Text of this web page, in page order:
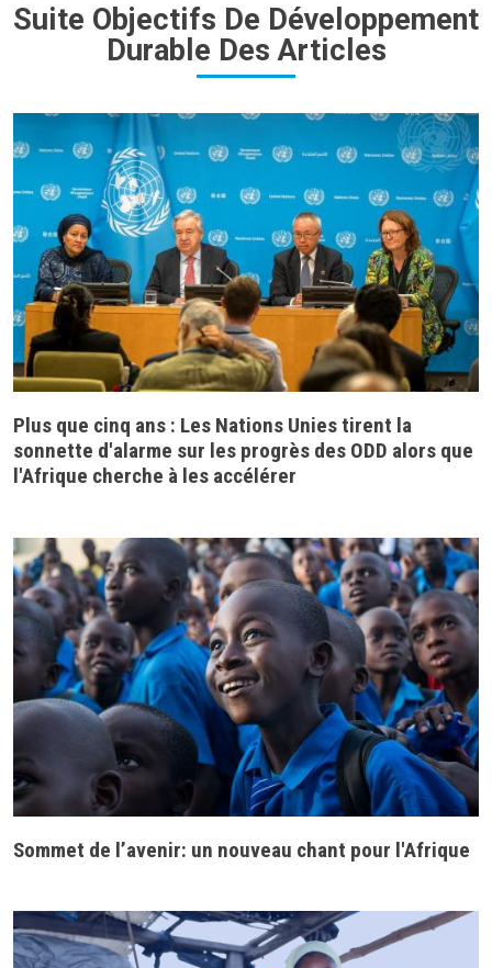
Suite Objectifs De Développement
Durable Des Articles
Plus que cinq ans : Les Nations Unies tirent la
sonnette d'alarme sur les progrès des ODD alors que
l'Afrique cherche à les accélérer
Sommet de l’avenir: un nouveau chant pour l'Afrique